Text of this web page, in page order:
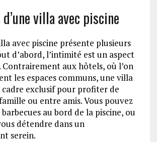
villa avec piscine
avec piscine présente plusieurs
d’abord, l’intimité est un aspect
aux hôtels, où l’on
les espaces communs, une villa
exclusif pour profiter de
ou entre amis. Vous pouvez
au bord de la piscine, ou
détendre dans un
serein.